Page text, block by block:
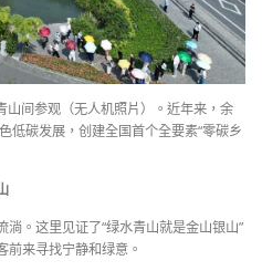
间参观（无人机照片）。近年来，余
低碳发展，创建全国首个全要素“零碳乡
。这里见证了“绿水青山就是金山银山”
前来寻找宁静和绿意。